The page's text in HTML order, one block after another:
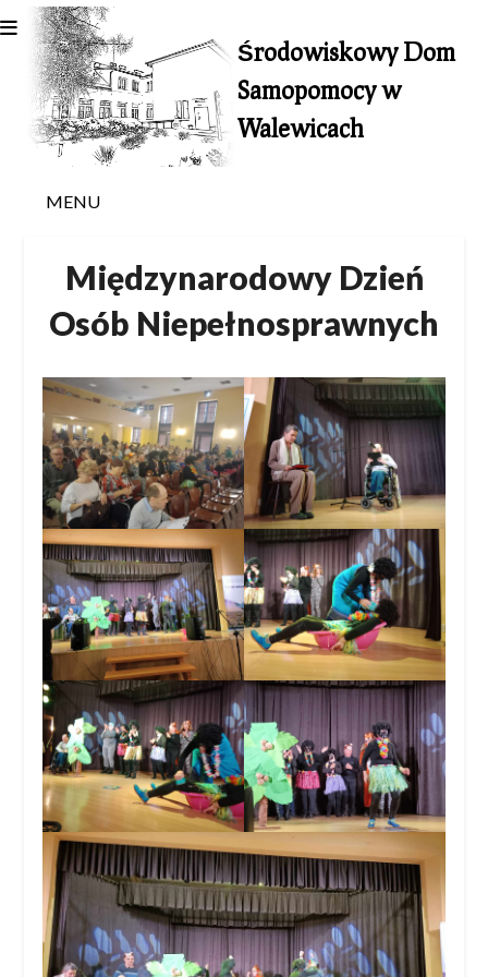
to
content
Środowiskowy Dom
Samopomocy w
Walewicach
MENU
Międzynarodowy Dzień
Osób Niepełnosprawnych